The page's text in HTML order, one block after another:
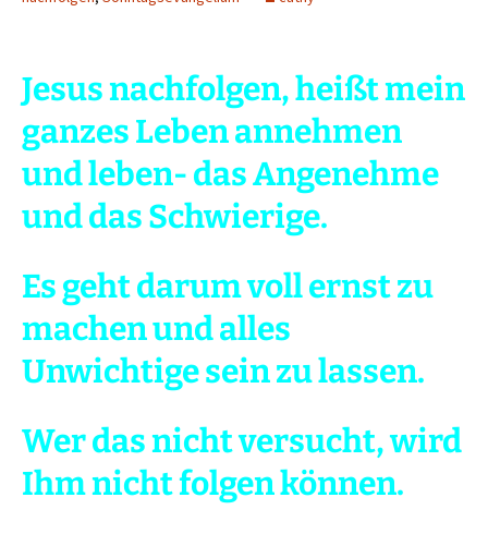
Jesus nachfolgen, heißt mein
ganzesLeben annehmen
und leben- das Angenehme
und das Schwierige.
Es geht darum voll ernst zu
machen und alles
Unwichtige sein zu lassen.
Wer das nicht versucht, wird
Ihm nicht folgen können.